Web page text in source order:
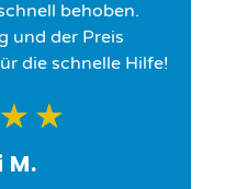
behoben.
und der Preis
die schnelle Hilfe!
★ ★
M.